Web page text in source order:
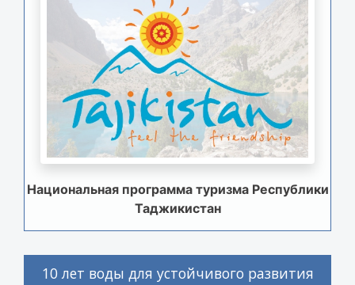
Национальная программа туризма Республики
Таджикистан
10 лет воды для устойчивого развития